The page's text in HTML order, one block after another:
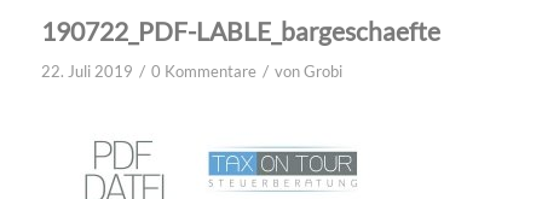
190722_PDF-LABLE_bargeschaefte
22. Juli 2019 / 0 Kommentare / vonGrobi